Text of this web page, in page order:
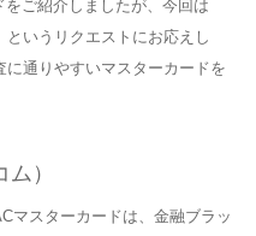
ご紹介しましたが、今回は
というリクエストにお応えし
通りやすいマスターカードを
）
マスターカードは、金融ブラッ